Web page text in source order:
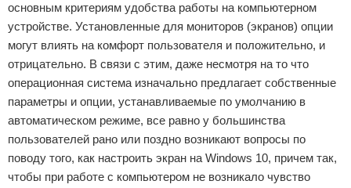
основным критериям удобства работы на компьютерном
устройстве. Установленные для мониторов (экранов) опции
могут влиять на комфорт пользователя и положительно, и
отрицательно. В связи с этим, даже несмотря на то что
операционная система изначально предлагает собственные
параметры и опции, устанавливаемые по умолчанию в
автоматическом режиме, все равно у большинства
пользователей рано или поздно возникают вопросы по
поводу того, как настроить экран на Windows 10, причем так,
чтобы при работе с компьютером не возникало чувство